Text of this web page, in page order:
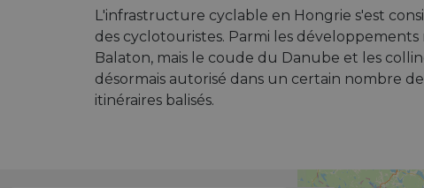
L'infrastructure cyclable en Hongrie s'est
des cyclotouristes. Parmi les
Balaton, mais le coude du Danube et les
désormais autorisé dans un certain nombre
itinéraires balisés.